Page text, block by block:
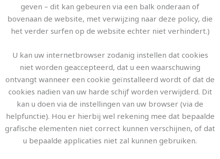
geven – dit kan gebeuren via een balk onderaan of
bovenaan de website, met verwijzing naar deze policy, die
het verder surfen op de website echter niet verhindert.)
U kan uw internetbrowser zodanig instellen dat cookies
niet worden geaccepteerd, dat u een waarschuwing
ontvangt wanneer een cookie geïnstalleerd wordt of dat de
cookies nadien van uw harde schijf worden verwijderd. Dit
kan u doen via de instellingen van uw browser (via de
helpfunctie). Hou er hierbij wel rekening mee dat bepaalde
grafische elementen niet correct kunnen verschijnen, of dat
u bepaalde applicaties niet zal kunnen gebruiken.